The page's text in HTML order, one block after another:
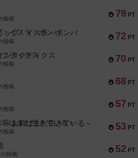
79 PT
投稿
72 PT
ップ：イスラ・ボンバ
投稿
70 PT
ンタクティクス
投稿
68 PT
投稿
57 PT
投稿
53 PT
お前はまだ生きている～
投稿
52 PT
の投稿